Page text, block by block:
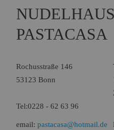
NUDELHAUS
PASTACASA
Rochusstraße 146
53123 Bonn
Tel:0228 - 62 63 96
email: pastacasa@hotmail.de
Cookies:
allowCookie
Laufzeit:
3 Monate
Name:
Session
Dauer der
Laufzeit:
Dauer der